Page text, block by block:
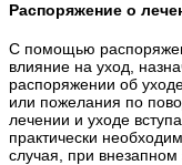
Распоряжение о
С помощью
влияние на уход,
распоряжении об
или пожелания по
лечении и уходе
практически
случая, при внезапном